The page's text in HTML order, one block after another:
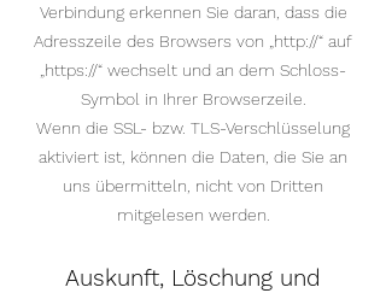
Verbindung erkennen Sie daran, dass die
Adresszeile des Browsers von „http://“ auf
„https://“ wechselt und an dem Schloss-
Symbol in Ihrer Browserzeile.
Wenn die SSL- bzw. TLS-Verschlüsselung
aktiviert ist, können die Daten, die Sie an
uns übermitteln, nicht von Dritten
mitgelesen werden.
Auskunft, Löschung und